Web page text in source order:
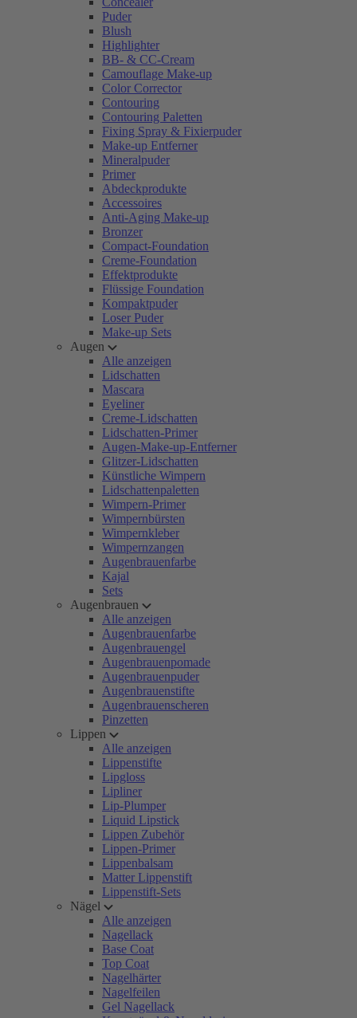
Puder
Blush
Highlighter
BB- & CC-Cream
Camouflage Make-up
Color Corrector
Contouring
Contouring Paletten
Fixing Spray & Fixierpuder
Make-up Entferner
Mineralpuder
Primer
Abdeckprodukte
Accessoires
Anti-Aging Make-up
Bronzer
Compact-Foundation
Creme-Foundation
Effektprodukte
Flüssige Foundation
Kompaktpuder
Loser Puder
Make-up Sets
Augen
Alle anzeigen
Lidschatten
Mascara
Eyeliner
Creme-Lidschatten
Lidschatten-Primer
Augen-Make-up-Entferner
Glitzer-Lidschatten
Künstliche Wimpern
Lidschattenpaletten
Wimpern-Primer
Wimpernbürsten
Wimpernkleber
Wimpernzangen
Augenbrauenfarbe
Kajal
Sets
Augenbrauen
Alle anzeigen
Augenbrauenfarbe
Augenbrauengel
Augenbrauenpomade
Augenbrauenpuder
Augenbrauenstifte
Augenbrauenscheren
Pinzetten
Lippen
Alle anzeigen
Lippenstifte
Lipgloss
Lipliner
Lip-Plumper
Liquid Lipstick
Lippen Zubehör
Lippen-Primer
Lippenbalsam
Matter Lippenstift
Lippenstift-Sets
Nägel
Alle anzeigen
Nagellack
Base Coat
Top Coat
Nagelhärter
Nagelfeilen
Gel Nagellack